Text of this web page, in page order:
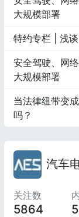
大规模部署
特约专栏 | 浅
安全驾驶、网
大规模部署
当法律纽带变
吗？
汽车
关注数
5864